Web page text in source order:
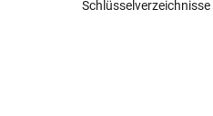
Schlüsselverzeichnisse